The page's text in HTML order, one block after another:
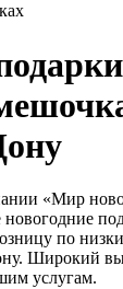
«Мир
по
Широкий
услугам.